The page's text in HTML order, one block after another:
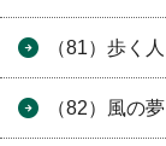
（81）歩く人
（82）風の夢